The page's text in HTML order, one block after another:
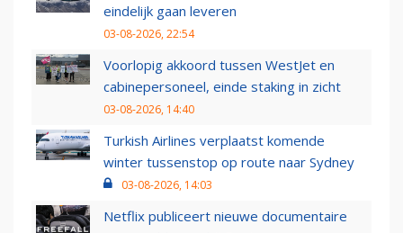
eindelijk gaan leveren
03-08-2026, 22:54
Voorlopig akkoord tussen WestJet en
cabinepersoneel, einde staking in zicht
03-08-2026, 14:40
Turkish Airlines verplaatst komende
winter tussenstop op route naar Sydney
03-08-2026, 14:03
Netflix publiceert nieuwe documentaire